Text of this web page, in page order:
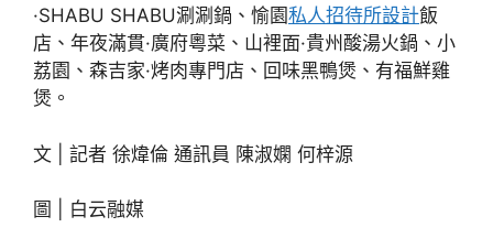
·SHABU SHABU涮涮鍋、愉園私人招待所設計飯
店、年夜滿貫·廣府粵菜、山裡面·貴州酸湯火鍋、小
荔園、森吉家·烤肉專門店、回味黑鴨煲、有福鮮雞
煲。
文 | 記者 徐煒倫 通訊員 陳淑嫻 何梓源
圖 | 白云融媒